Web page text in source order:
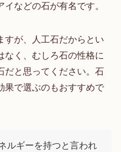
などの石が有名です。
すが、人工石だからとい
なく、むしろ石の性格に
だと思ってください。石
果で選ぶのもおすすめで
ルギーを持つと言われ